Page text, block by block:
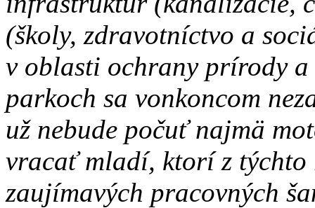
(školy, zdravotníctvo a
v oblasti ochrany prírody
parkoch sa vonkoncom
už nebude počuť najmä
vracať mladí, ktorí z
zaujímavých pracovných